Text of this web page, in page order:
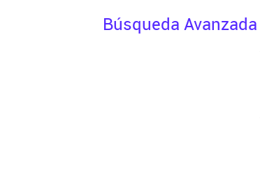
Búsqueda Avanzada